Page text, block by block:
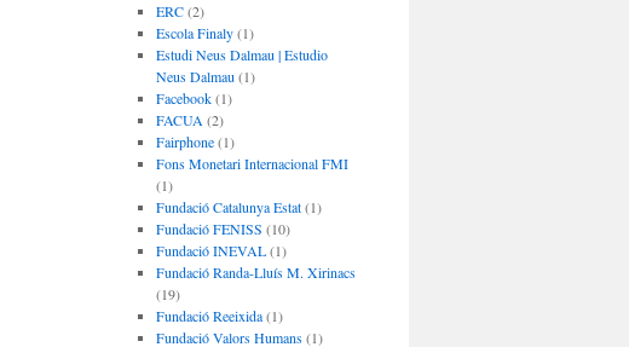
ERC(2)
Escola Finaly(1)
Estudi Neus Dalmau | Estudio
Neus Dalmau (1)
Facebook(1)
FACUA (2)
Fairphone(1)
Fons Monetari Internacional FMI
(1)
Fundació Catalunya Estat(1)
Fundació FENISS (10)
Fundació INEVAL(1)
Fundació Randa-Lluís M. Xirinacs
(19)
Fundació Reeixida(1)
Fundació Valors Humans(1)